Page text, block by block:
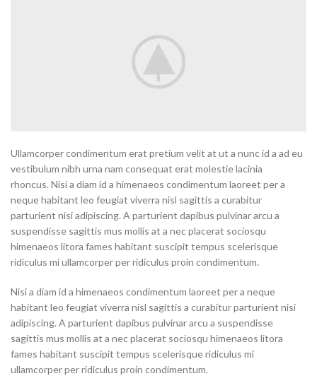
Ullamcorper condimentum erat pretium velit at ut a nunc id a ad eu
vestibulum nibh urna nam consequat erat molestie lacinia
rhoncus. Nisi a diam id a himenaeos condimentum laoreet per a
neque habitant leo feugiat viverra nisl sagittis a curabitur
parturient nisi adipiscing. A parturient dapibus pulvinar arcu a
suspendisse sagittis mus mollis at a nec placerat sociosqu
himenaeos litora fames habitant suscipit tempus scelerisque
ridiculus mi ullamcorper per ridiculus proin condimentum.
Nisi a diam id a himenaeos condimentum laoreet per a neque
habitant leo feugiat viverra nisl sagittis a curabitur parturient nisi
adipiscing. A parturient dapibus pulvinar arcu a suspendisse
sagittis mus mollis at a nec placerat sociosqu himenaeos litora
fames habitant suscipit tempus scelerisque ridiculus mi
ullamcorper per ridiculus proin condimentum.